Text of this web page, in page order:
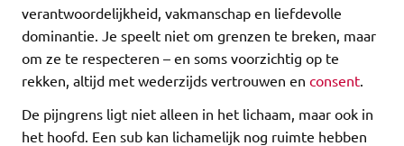
verantwoordelijkheid, vakmanschap en liefdevolle
dominantie. Je speelt niet om grenzen te breken, maar
om ze te respecteren – en soms voorzichtig op te
rekken, altijd met wederzijds vertrouwen en consent
De pijngrens ligt niet alleen in het lichaam, maar ook in
het hoofd. Een sub kan lichamelijk nog ruimte hebben